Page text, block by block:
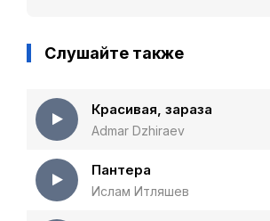
Слушайте также
Красивая, зараза
Admar Dzhiraev
Пантера
Ислам Итляшев